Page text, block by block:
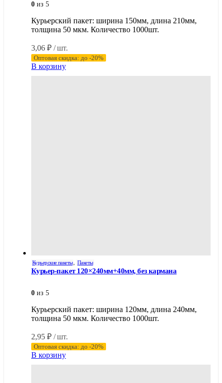
0 из 5
Курьерский пакет: ширина 150мм, длина 210мм,
толщина 50 мкм. Количество 1000шт.
3,06 ₽ / шт.
Оптовая скидка: до -20%
В корзину
Курьерские пакеты, Пакеты
Курьер-пакет 120×240мм+40мм, без кармана
0 из 5
Курьерский пакет: ширина 120мм, длина 240мм,
толщина 50 мкм. Количество 1000шт.
2,95 ₽ / шт.
Оптовая скидка: до -20%
В корзину